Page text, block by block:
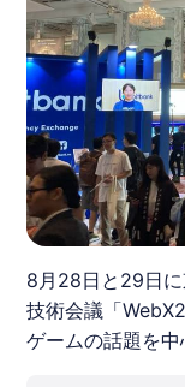
8月28日と29日
技術会議「
ゲームの話題を中